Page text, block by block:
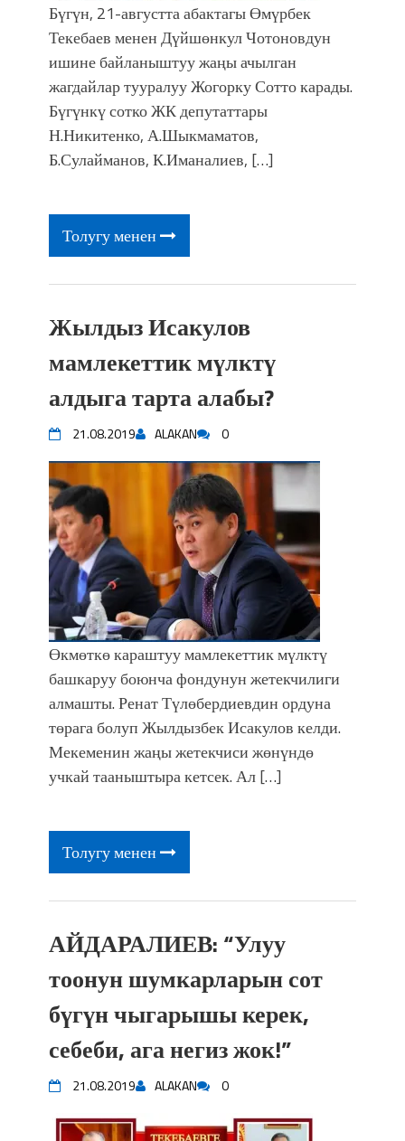
Бүгүн, 21-августта абактагы Өмүрбек
Текебаев менен Дүйшөнкул Чотоновдун
ишине байланыштуу жаңы ачылган
жагдайлар тууралуу Жогорку Сотто карады.
Бүгүнкү сотко ЖК депутаттары
Н.Никитенко, А.Шыкмаматов,
Б.Сулайманов, К.Иманалиев, […]
Толугу менен
Жылдыз Исакулов
мамлекеттик мүлктү
алдыга тарта алабы?
21.08.2019 ALAKAN 0
Өкмөткө караштуу мамлекеттик мүлктү
башкаруу боюнча фондунун жетекчилиги
алмашты. Ренат Түлөбердиевдин ордуна
төрага болуп Жылдызбек Исакулов келди.
Мекеменин жаңы жетекчиси жөнүндө
учкай тааныштыра кетсек. Ал […]
Толугу менен
АЙДАРАЛИЕВ: “Улуу
тоонун шумкарларын сот
бүгүн чыгарышы керек,
себеби, ага негиз жок!”
21.08.2019 ALAKAN 0